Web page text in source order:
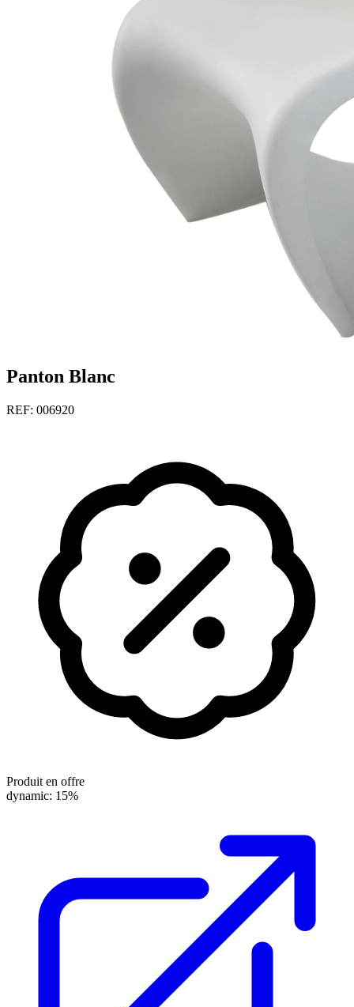
Panton Blanc
REF: 006920
Produit en offre
dynamic: 15%